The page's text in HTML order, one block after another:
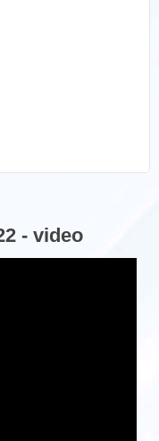
- video